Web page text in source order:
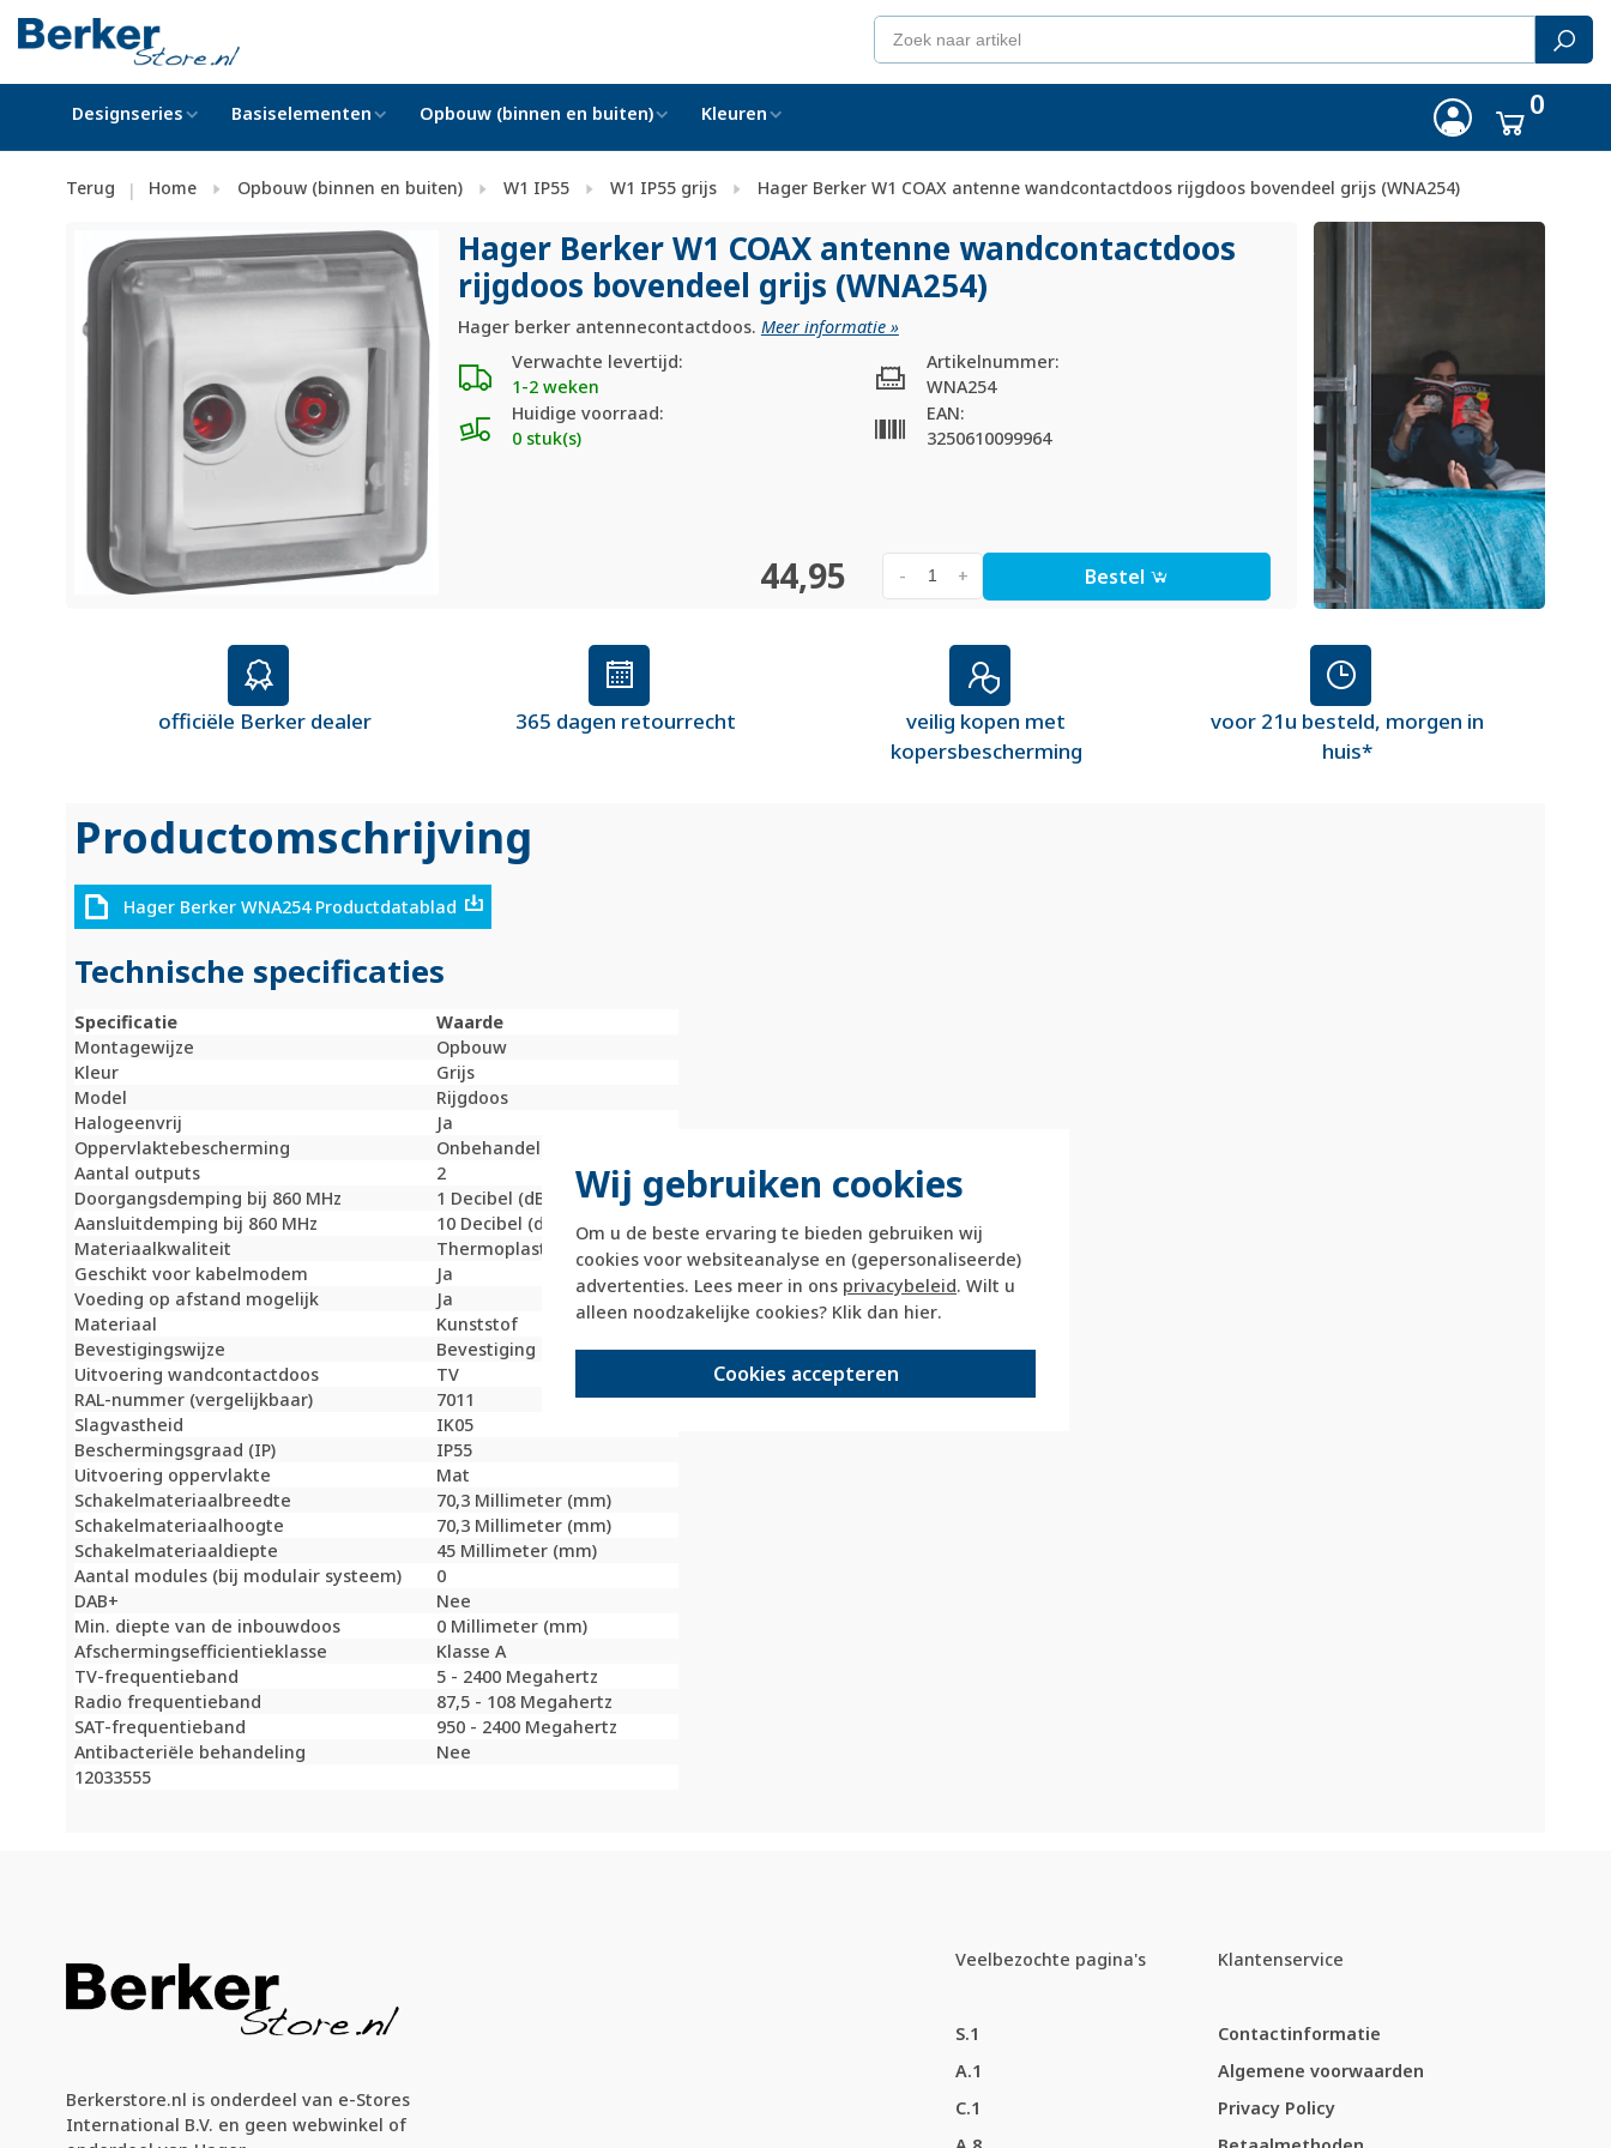
Wij gebruiken cookies
Om u de beste ervaring te bieden gebruiken wij
cookies voor websiteanalyse en (gepersonaliseerde)
advertenties. Lees meer in ons privacybeleid. Wilt u
alleen noodzakelijke cookies? Klik dan hier.
Cookies accepteren
Designseries Basiselementen Opbouw (binnen en buiten) Kleuren 0
Terug | Home Opbouw (binnen en buiten) W1 IP55 W1 IP55 grijs Hager Berker W1 COAX antenne wandcontactdoos rijgdoos bovendeel grijs (WNA254)
Hager Berker W1 COAX antenne wandcontactdoos
rijgdoos bovendeel grijs (WNA254)
Hager berker antennecontactdoos. Meer informatie »
Verwachte levertijd:
1-2 weken
Huidige voorraad:
0 stuk(s)
Artikelnummer:
WNA254
EAN:
3250610099964
44,95 +
- Bestel
officiële Berker dealer 365 dagen retourrecht
veilig kopen met
kopersbescherming
voor 21u besteld, morgen in
huis*
Productomschrijving
Hager Berker WNA254 Productdatablad
Technische specificaties
Specificatie
Waarde
Montagewijze
Opbouw
Kleur
Grijs
Model
Rijgdoos
Halogeenvrij
Ja
Oppervlaktebescherming
Onbehandeld
Aantal outputs
2
Doorgangsdemping bij 860 MHz
1 Decibel (dB)
Aansluitdemping bij 860 MHz
10 Decibel (dB)
Materiaalkwaliteit
Thermoplast
Geschikt voor kabelmodem
Ja
Voeding op afstand mogelijk
Ja
Materiaal
Kunststof
Bevestigingswijze
Bevestiging met schroef
Uitvoering wandcontactdoos
TV
RAL-nummer (vergelijkbaar)
7011
Slagvastheid
IK05
Beschermingsgraad (IP)
IP55
Uitvoering oppervlakte
Mat
Schakelmateriaalbreedte
70,3 Millimeter (mm)
Schakelmateriaalhoogte
70,3 Millimeter (mm)
Schakelmateriaaldiepte
45 Millimeter (mm)
Aantal modules (bij modulair systeem)
0
DAB+
Nee
Min. diepte van de inbouwdoos
0 Millimeter (mm)
Afschermingsefficientieklasse
Klasse A
TV-frequentieband
5 - 2400 Megahertz
Radio frequentieband
87,5 - 108 Megahertz
SAT-frequentieband
950 - 2400 Megahertz
Antibacteriële behandeling
Nee
12033555
Berkerstore.nl is onderdeel van e-Stores
International B.V. en geen webwinkel of
Veelbezochte pagina's
S.1
A.1
C.1
Klantenservice
Contactinformatie
Algemene voorwaarden
Privacy Policy